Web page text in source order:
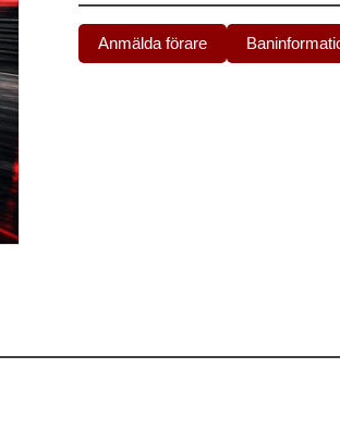
Anmälda förare